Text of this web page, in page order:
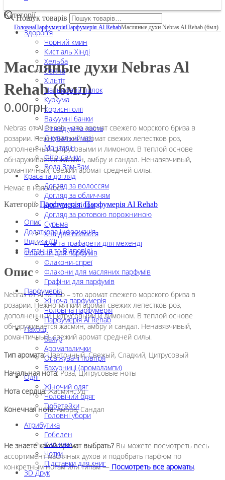
Категорії
Здоров’я
Чорний кмин
Кист аль Хінді
Хельба
Сенна
Хільтіт
Пальмовий пилок
Куркума
Корисні олії
Вакуумні банки
Епімедіумна паста
Лікувальні мазі
Монталін
Фіто-свічки
Вода Зам-Зам
Краса та догляд
Догляд за волоссям
Догляд за обличчям
Догляд за тілом
Догляд за ротовою порожниною
Сурьма
Хна для волосся
Хна та трафарети для мехенді
Флакони для парфумів
Флакони-спреї
Флакони для масляних парфумів
Графіни для парфумів
Парфумерія
Жіноча парфумерія
Чоловіча парфумерія
Парфумерія Al Rehab
Пахощі
Бахур
Аромапалички
Освіжувачі повітря
Бахурниці (аромалампи)
Одяг
Жіночий одяг
Чоловічий одяг
Тюбетейки
Головні убори
Атрибутика
Гобелен
Килимки
Чотки
Підставки для книг
3D Друк
Пошук товарів
ГоловнаПарфумеріяПарфумерія Al RehabМасляные духи Nebras Al Rehab (6мл)
Масляные духи Nebras Al
Rehab (6мл)
0.00грн
Nebras от Al Rehab – это аромат свежего морского бриза в
розарии. Нежно-мягкий аромат свежих лепестков роз,
дополненный цитрусовыми и лимоном. В теплой основе
обнаруживается жасмин, амбру и сандал. Ненавязчивый,
романтичный, свежий аромат средней силы.
Немає в наявності
Категорії:Парфумерія,Парфумерія Al Rehab
Опис
Додаткова інформація
Відгуки (0)
Питання та Відповіді
Опис
Nebras от Al Rehab – это аромат свежего морского бриза в
розарии. Нежно-мягкий аромат свежих лепестков роз,
дополненный цитрусовыми и лимоном. В теплой основе
обнаруживается жасмин, амбру и сандал. Ненавязчивый,
романтичный, свежий аромат средней силы.
Тип аромата:Цветочный, Свежый, Сладкий, Цитрусовый
Начальная нота:Роза, Цитрусовые ноты
Нота сердца:Жасмин, Уд
Конечная нота:Амбра, Сандал
Не знаете какой аромат выбрать? Вы можете посмотреть весь
ассортимент масляных духов и подобрать парфюм по
конкретным нотам или типам — Посмотреть все ароматы.